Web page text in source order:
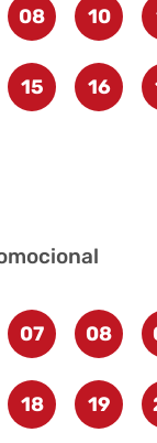
08 10
15 16
07 08
18 19